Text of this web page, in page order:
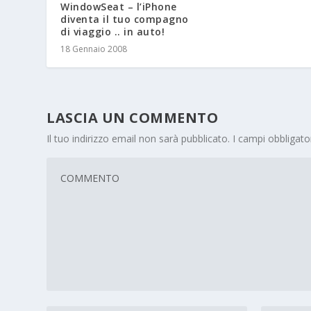
WindowSeat – l’iPhone
diventa il tuo compagno
di viaggio .. in auto!
18 Gennaio 2008
LASCIA UN COMMENTO
Il tuo indirizzo email non sarà pubblicato. I campi